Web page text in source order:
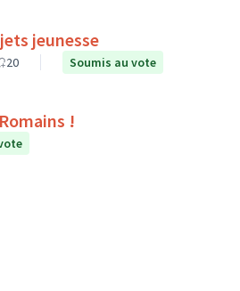
jeunesse
20 Soumis au vote
!